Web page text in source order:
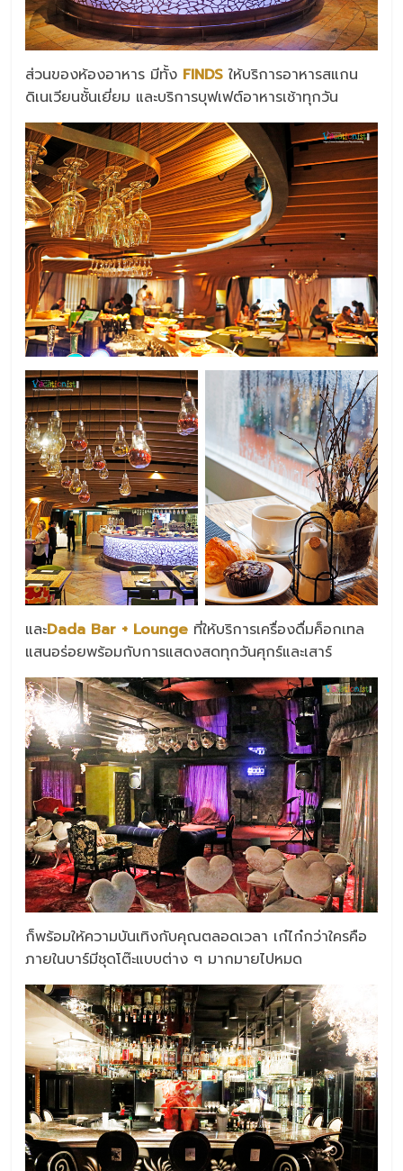
ส่วนของห้องอาหาร มีทั้ง FINDS ให้บริการอาหารสแกน
ดิเนเวียนชั้นเยี่ยม และบริการบุฟเฟต์อาหารเช้าทุกวัน
และDada Bar + Lounge ที่ให้บริการเครื่องดื่มค็อกเทล
แสนอร่อยพร้อมกับการแสดงสดทุกวันศุกร์และเสาร์
ก็พร้อมให้ความบันเทิงกับคุณตลอดเวลา เก๋ไก๋กว่าใครคือ
ภายในบาร์มีชุดโต๊ะแบบต่าง ๆ มากมายไปหมด